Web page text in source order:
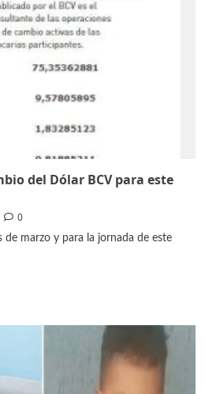
del Dólar BCV para este
0
de marzo y para la jornada de este